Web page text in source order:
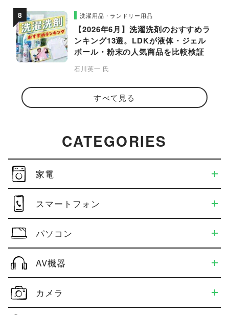
洗濯用品・ランドリー用品
【2026年6月】洗濯洗剤のおすすめラ
ンキング13選。LDKが液体・ジェル
ボール・粉末の人気商品を比較検証
石川英一 氏
すべて見る
CATEGORIES
家電
スマートフォン
パソコン
AV機器
カメラ